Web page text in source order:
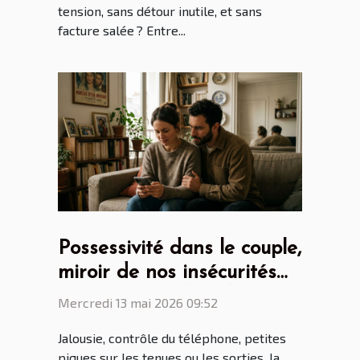
tension, sans détour inutile, et sans
facture salée ? Entre...
Possessivité dans le couple,
miroir de nos insécurités
ou héritage culturel ?
Mercredi 13 mai 2026 09:52
Jalousie, contrôle du téléphone, petites